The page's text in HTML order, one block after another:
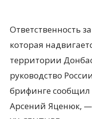
Ответственность
которая
территории
руководство
брифинге
Арсений Яценюк, —